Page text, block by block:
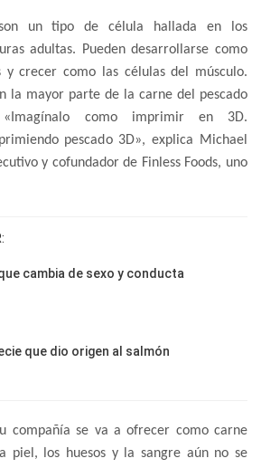
un tipo de célula hallada en los
adultas. Pueden desarrollarse como
y crecer como las células del músculo.
la mayor parte de la carne del pescado
como imprimir en 3D.
pescado 3D», explica Michael
y cofundador de Finless Foods, uno
cambia de sexo y conducta
que dio origen al salmón
compañía se va a ofrecer como carne
piel, los huesos y la sangre aún no se